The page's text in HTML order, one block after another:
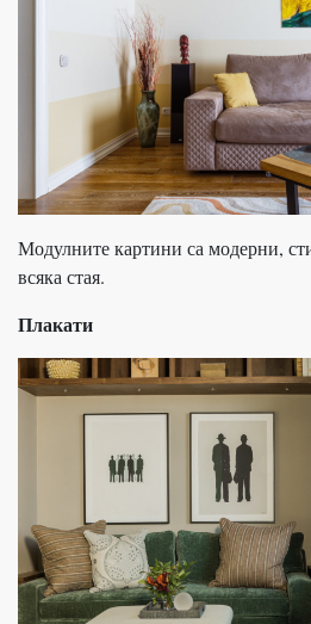
Модулните картини са модерни,
всяка стая.
Плакати